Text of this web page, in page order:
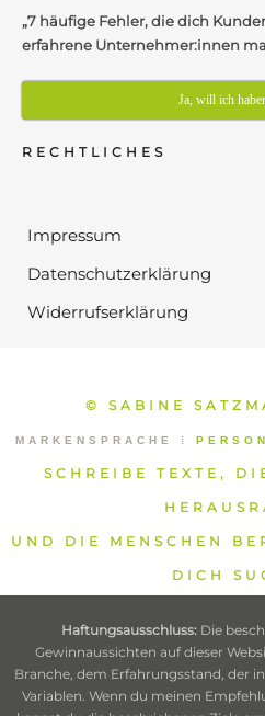
„7 häufige Fehler, die dich
erfahrene Unternehmer:innen
Ja, will ich
RECHTLICHES
Impressum
Datenschutzerklärung
Widerrufserklärung
© SABINE
MARKENSPRACHE ⁞
SCHREIBE TEXTE,
UND DIE MENSCHEN
DICH
Haftungsausschluss: Die
Gewinnaussichten auf dieser
Branche, dem Erfahrungsstand, der
Variablen. Wenn du meinen